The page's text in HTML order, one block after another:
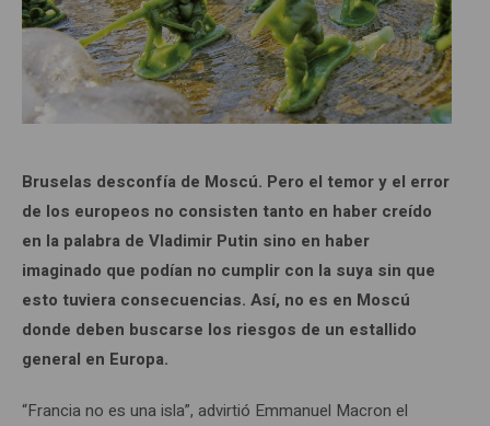
Bruselas desconfía de Moscú. Pero el temor y el error
de los europeos no consisten tanto en haber creído
en la palabra de Vladimir Putin sino en haber
imaginado que podían no cumplir con la suya sin que
esto tuviera consecuencias. Así, no es en Moscú
donde deben buscarse los riesgos de un estallido
general en Europa.
“Francia no es una isla”, advirtió Emmanuel Macron el